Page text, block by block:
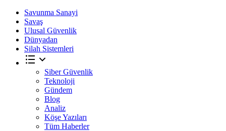
Savunma Sanayi
Savaş
Ulusal Güvenlik
Dünyadan
Silah Sistemleri
Siber Güvenlik
Teknoloji
Gündem
Blog
Analiz
Köşe Yazıları
Tüm Haberler